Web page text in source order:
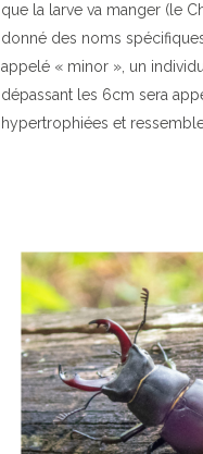
que la larve va manger (le
donné des noms
appelé « minor », un
dépassant les 6cm sera
hypertrophiées et